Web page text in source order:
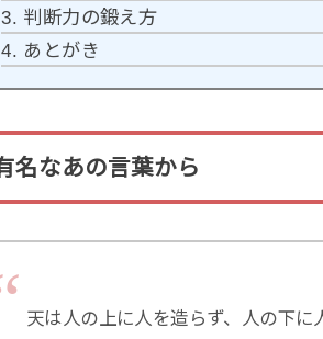
3. 判断力の鍛え方
4. あとがき
名なあの言葉から
天は人の上に人を造らず、人の下に